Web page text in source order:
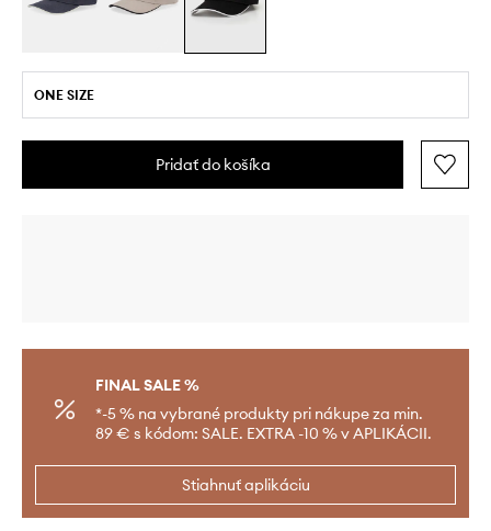
ONE SIZE
Pridať do košíka
FINAL SALE %
*-5 % na vybrané produkty pri nákupe za min.
89 € s kódom: SALE. EXTRA -10 % v APLIKÁCII.
Stiahnuť aplikáciu